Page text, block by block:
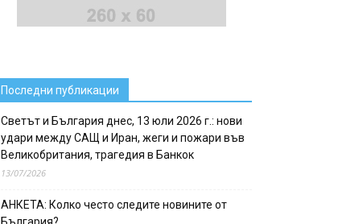
Последни публикации
Светът и България днес, 13 юли 2026 г.: нови
удари между САЩ и Иран, жеги и пожари във
Великобритания, трагедия в Банкок
13/07/2026
АНКЕТА: Колко често следите новините от